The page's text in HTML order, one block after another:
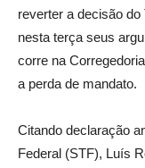
reverter a decisão
nesta terça seus
corre na
a perda de mandato.
Citando declaração
Federal (STF), Luís